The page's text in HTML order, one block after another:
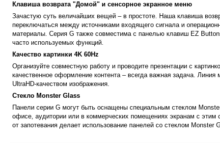
Клавиша возврата "Домой" и сенсорное экранное меню
Зачастую суть величайших вещей – в простоте. Наша клавиша
переключаться между источниками входящего сигнала и
материалы. Серия G также совместима с панелью клавиш EZ
часто используемых функций.
Качество картинки 4K 60Hz
Организуйте совместную работу и проводите презентации с
качественное оформление контента – всегда важная задача. Линия
UltraHD-качеством изображения.
Стекло Monster Glass
Панели серии G могут быть оснащены специальным стеклом
офисе, аудитории или в коммерческих помещениях экранам с
от запотевания делает использование панелей со стеклом Monster